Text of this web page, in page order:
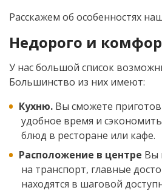
Расскажем об особенностях
Недорого и
У нас большой список
Большинство из них имеют:
Кухню. Вы сможете
удобное время и
блюд в ресторане или кафе.
Расположение в центре Вы
на транспорт, главные
находятся в шаговой